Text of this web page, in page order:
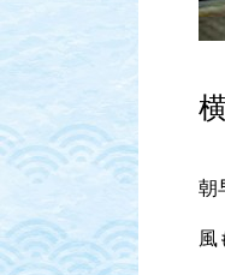
朝
風